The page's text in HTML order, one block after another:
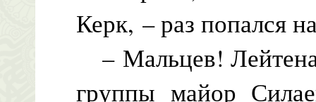
Керк, – раз попался
– Мальцев!
группы майор